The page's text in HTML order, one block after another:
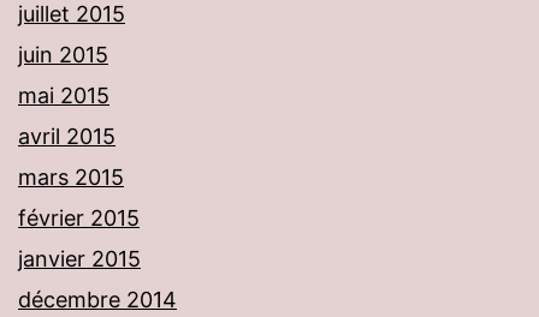
juillet 2015
juin 2015
mai 2015
avril 2015
mars 2015
février 2015
janvier 2015
décembre 2014